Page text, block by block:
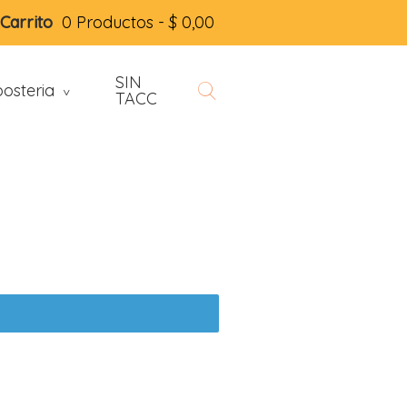
Carrito 0 Productos -$ 0,00
> SIN
TACC